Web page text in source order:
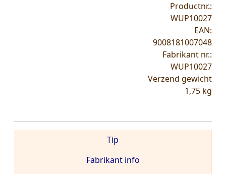
Productnr.:
WUP10027
EAN:
9008181007048
Fabrikant nr.:
WUP10027
Verzend gewicht
1,75 kg
Tip
Fabrikant info